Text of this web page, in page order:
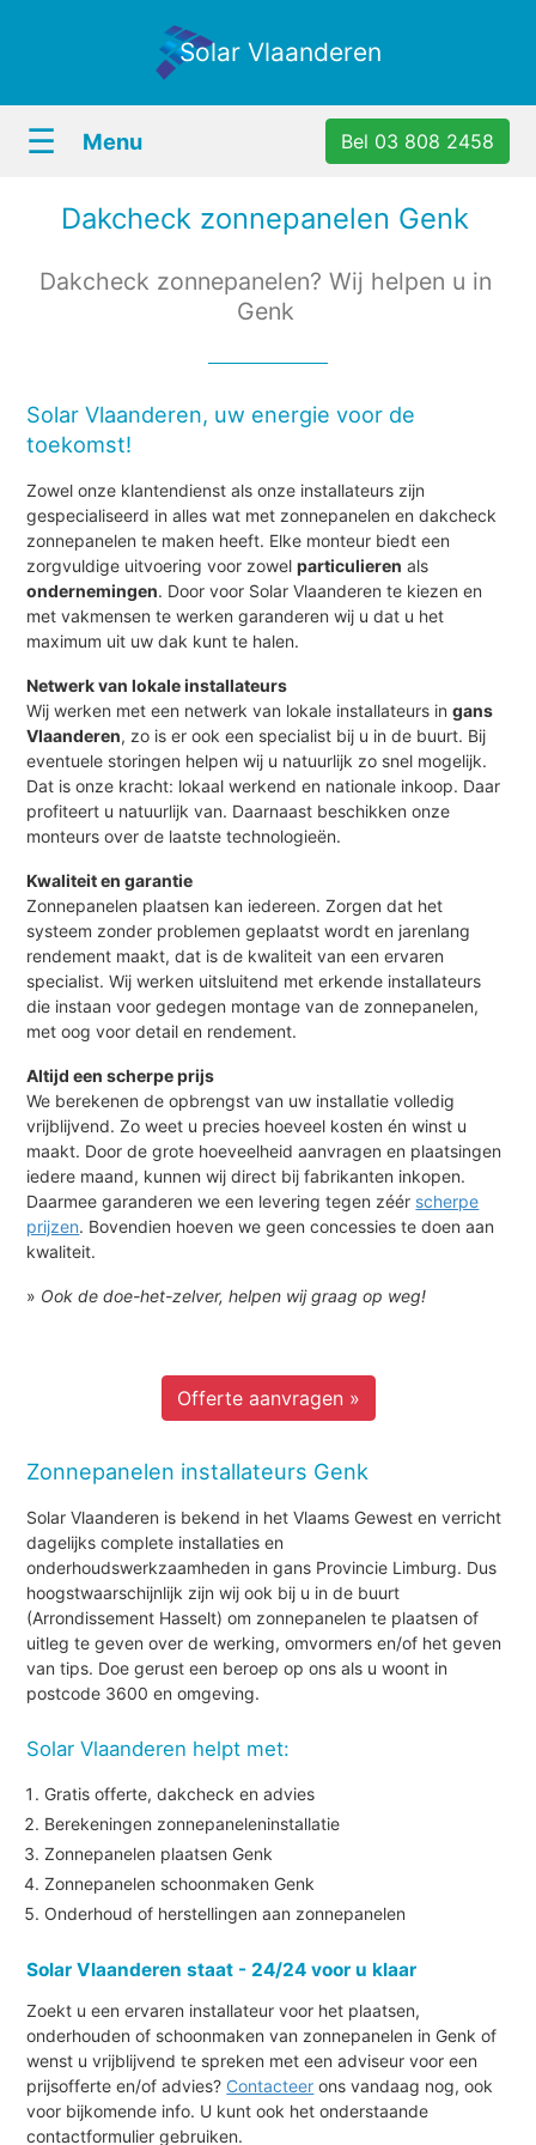
Solar Vlaanderen
☰ Menu Bel 03 808 2458
Dakcheck zonnepanelen Genk
Dakcheck zonnepanelen? Wij helpen u in
Genk
Solar Vlaanderen, uw energie voor de
toekomst!
Zowel onze klantendienst als onze installateurs zijn
gespecialiseerd in alles wat met zonnepanelen en dakcheck
zonnepanelen te maken heeft. Elke monteur biedt een
zorgvuldige uitvoering voor zowelparticulieren als
ondernemingen. Door voor Solar Vlaanderen te kiezen en
met vakmensen te werken garanderen wij u dat u het
maximum uit uw dak kunt te halen.
Netwerk van lokale installateurs
Wij werken met een netwerk van lokale installateurs ingans
Vlaanderen, zo is er ook een specialist bij u in de buurt. Bij
eventuele storingen helpen wij u natuurlijk zo snel mogelijk.
Dat is onze kracht: lokaal werkend en nationale inkoop. Daar
profiteert u natuurlijk van. Daarnaast beschikken onze
monteurs over de laatste technologieën.
Kwaliteit en garantie
Zonnepanelen plaatsen kan iedereen. Zorgen dat het
systeem zonder problemen geplaatst wordt en jarenlang
rendement maakt, dat is de kwaliteit van een ervaren
specialist. Wij werken uitsluitend met erkende installateurs
die instaan voor gedegen montage van de zonnepanelen,
met oog voor detail en rendement.
Altijd een scherpe prijs
We berekenen de opbrengst van uw installatie volledig
vrijblijvend. Zo weet u precies hoeveel kosten én winst u
maakt. Door de grote hoeveelheid aanvragen en plaatsingen
iedere maand, kunnen wij direct bij fabrikanten inkopen.
Daarmee garanderen we een levering tegen zéér scherpe
prijzen. Bovendien hoeven we geen concessies te doen aan
kwaliteit.
» Ook de doe-het-zelver, helpen wij graag op weg!
Offerte aanvragen »
Zonnepanelen installateurs Genk
Solar Vlaanderen is bekend in het Vlaams Gewest en verricht
dagelijks complete installaties en
onderhoudswerkzaamheden in gans Provincie Limburg. Dus
hoogstwaarschijnlijk zijn wij ook bij u in de buurt
(Arrondissement Hasselt) om zonnepanelen te plaatsen of
uitleg te geven over de werking, omvormers en/of het geven
van tips. Doe gerust een beroep op ons als u woont in
postcode 3600 en omgeving.
Solar Vlaanderen helpt met:
Gratis offerte, dakcheck en advies
Berekeningen zonnepaneleninstallatie
Zonnepanelen plaatsen Genk
Zonnepanelen schoonmaken Genk
Onderhoud of herstellingen aan zonnepanelen
Solar Vlaanderen staat - 24/24 voor u klaar
Zoekt u een ervaren installateur voor het plaatsen,
onderhouden of schoonmaken van zonnepanelen in Genk of
wenst u vrijblijvend te spreken met een adviseur voor een
prijsofferte en/of advies? Contacteer ons vandaag nog, ook
voor bijkomende info. U kunt ook het onderstaande
contactformulier gebruiken.